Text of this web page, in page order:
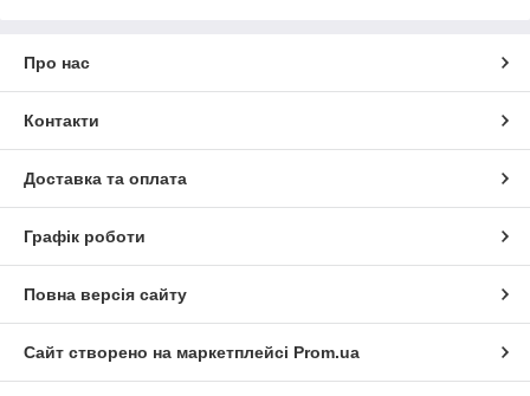
Про нас
Контакти
Доставка та оплата
Графік роботи
Повна версія сайту
Сайт створено на маркетплейсі Prom.ua